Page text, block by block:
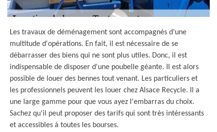
Les travaux de déménagement sont accompagnés d'une
multitude d'opérations. En fait, il est nécessaire de se
débarrasser des biens qui ne sont plus utiles. Donc, il est
indispensable de disposer d'une poubelle géante. Il est alors
possible de louer des bennes tout venant. Les particuliers et
les professionnels peuvent les louer chez Alsace Recycle. Il a
une large gamme pour que vous ayez l'embarras du choix.
Sachez qu'il peut proposer des tarifs qui sont très intéressants
et accessibles à toutes les bourses.